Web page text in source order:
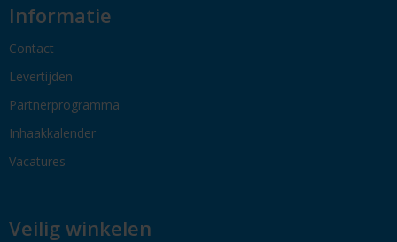
Informatie
Contact
Levertijden
Partnerprogramma
Inhaakkalender
Vacatures
Veilig winkelen